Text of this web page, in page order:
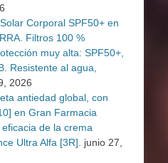
Corporal SPF50+ en
Filtros 100 %
muy alta: SPF50+,
Resistente al agua,
2026
antiedad global, con
en Gran Farmacia
de la crema
Ultra Alfa [3R].
junio 27,